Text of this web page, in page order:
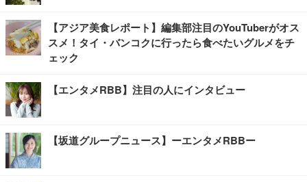
【アジア美食レポート】編集部注目のYouTuberがオス
スメ！タイ・バンコクに行ったら食べたいグルメをチ
ェック
【エンタメRBB】注目の人にインタビュー
【坂道グループニュース】ーエンタメRBBー